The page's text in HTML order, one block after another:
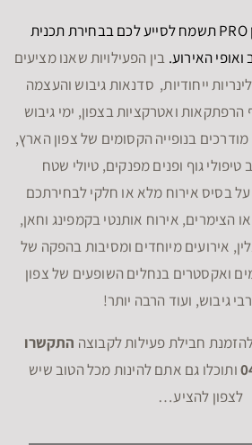
מחלקת ההפקה לצפון PRO תשמח לסייע לכם בבחירת תכנית
האירוע. בין הפעילויות שאנו מציעים
ייחודיות, סדנאות גיבוש והעצמה
הרפתקאות ואטרקציות בצפון, ימי גיבוש
מודרכים בנופייה הקסומים של צפון הארץ,
גוף ופנים מפנקים, טיולי שטח
בסיס אירוח מלא או חלקי לבחירתכם
הצימרים, אירוח אותנטי בקמפינג וחאן,
אירועים מיוחדים ומסיבות בהפקה של
ואקסטרים בנחלים השופעים של צפון
גיבוש, ועוד הרבה יותר!
חבילת פעילות לקבוצה התקשרו
ותוכלו גם אתם להינות מכל הטוב שיש
לצפון להציע…